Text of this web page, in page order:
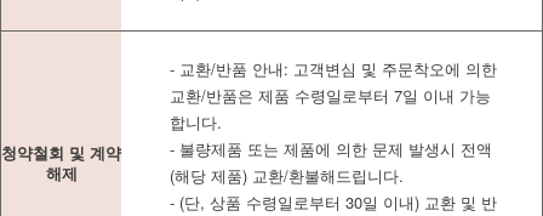
청약철회 및 계약
해제
- 교환/반품 안내: 고객변심 및 주문착오에 의한
교환/반품은 제품 수령일로부터 7일 이내 가능
합니다.
- 불량제품 또는 제품에 의한 문제 발생시 전액
(해당 제품) 교환/환불해드립니다.
- (단, 상품 수령일로부터 30일 이내) 교환 및 반